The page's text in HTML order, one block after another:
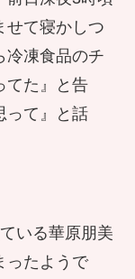
せて寝かしつ
冷凍食品のチ
てた』と告
って』と話
いる華原朋美
ったようで